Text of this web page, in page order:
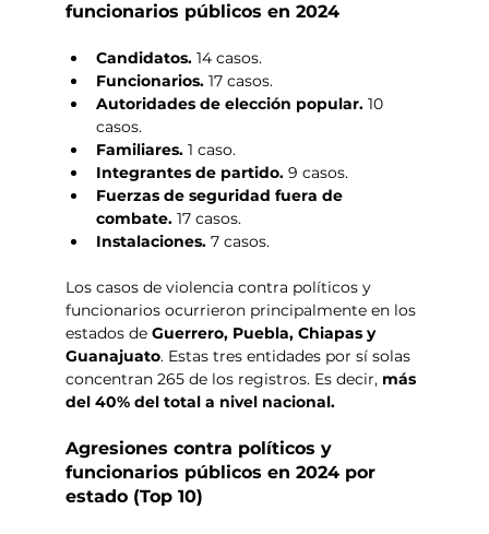
funcionarios públicos en 2024
Candidatos. 14 casos.
Funcionarios. 17 casos.
Autoridades de elección popular. 10
casos.
Familiares. 1 caso.
Integrantes de partido. 9 casos.
Fuerzas de seguridad fuera de
combate. 17 casos.
Instalaciones. 7 casos.
Los casos de violencia contra políticos y
funcionarios ocurrieron principalmente en los
estados de Guerrero, Puebla, Chiapas y
Guanajuato. Estas tres entidades por sí solas
concentran 265 de los registros. Es decir, más
del 40% del total a nivel nacional.
Agresiones contra políticos y
funcionarios públicos en 2024 por
estado (Top 10)